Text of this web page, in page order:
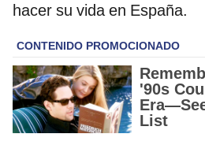
hacer su vida en España.